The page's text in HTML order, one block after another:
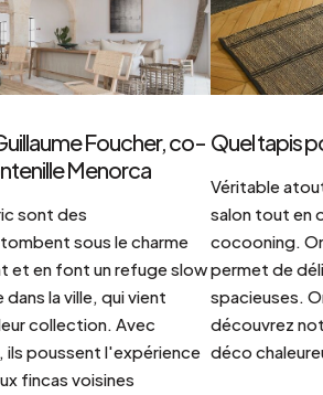
Foucher, co-
Menorca
sont des
sous le charme
et en font un refuge slow
la ville, qui vient
collection. Avec
ils poussent l'expérience
fincas voisines
Quel tapis
Véritable
salon tout en
cocooning.
permet de
spacieuses.
découvrez
déco